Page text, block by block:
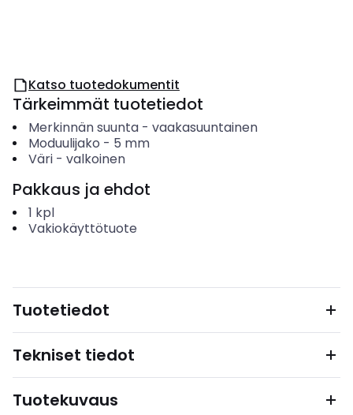
Katso tuotedokumentit
Tärkeimmät tuotetiedot
Merkinnän suunta- vaakasuuntainen
Moduulijako - 5 mm
Väri- valkoinen
Pakkaus ja ehdot
1 kpl
Vakiokäyttötuote
Tuotetiedot
Tekniset tiedot
Tuotekuvaus